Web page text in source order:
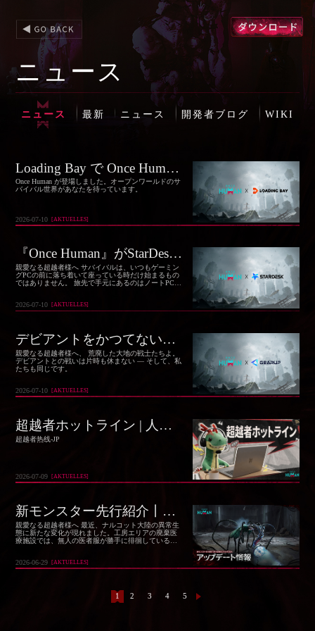
ニュース
ニュース 最新 ニュース 開発者ブログ WIKI
Loading Bay で Once Human を起動：公式のプレイ方法
Once Human が登場しました。オープンワールドのサ
バイバル世界があなたを待っています。
2026-07-10 [AKTUELLES]
『Once Human』がStarDeskと提携、どこからでもゲーム世界とつながれる新しい方法を提供
親愛なる超越者様へ サバイバルは、いつもゲーミン
グPCの前に落ち着いて座っている時だけ始まるもの
ではありません。 旅先で手元にあるのはノートPCだ
2026-07-10
[AKTUELLES]
デビアントをかつてないほどスムーズに倒せ ― GearUP、超越者向けに進化
親愛なる超越者様へ、 荒廃した大地の戦士たちよ。
デビアントとの戦いは片時も休まない ― そして、私
たちも同じです。
2026-07-10 [AKTUELLES]
超越者ホットライン | 人気フィードバック＆最適化の進捗vol.5
超越者热线-JP
2026-07-09 [AKTUELLES]
新モンスター先行紹介丨代行医者&シーラディ夫人
親愛なる超越者様へ 最近、ナルコット大陸の異常生
態に新たな変化が現れました。工房エリアの廃棄医
療施設では、無人の医者服が勝手に徘徊している疑
2026-06-29
[AKTUELLES]
1 2 3 4 5